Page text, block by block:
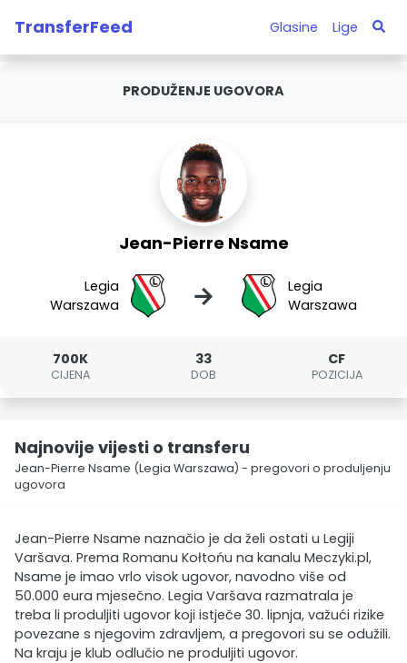
TransferFeed Glasine Lige
PRODUŽENJE UGOVORA
Jean-Pierre Nsame
Legia
Warszawa
→
Legia
Warszawa
700K
CIJENA
33
DOB
CF
POZICIJA
Najnovije vijesti o transferu
Jean-Pierre Nsame (Legia Warszawa) - pregovori o produljenju
ugovora
Jean-Pierre Nsame naznačio je da želi ostati u Legiji
Varšava. Prema Romanu Kołtońu na kanalu Meczyki.pl,
Nsame je imao vrlo visok ugovor, navodno više od
50.000 eura mjesečno. Legia Varšava razmatrala je
treba li produljiti ugovor koji istječe 30. lipnja, važući rizike
povezane s njegovim zdravljem, a pregovori su se odužili.
Na kraju je klub odlučio ne produljiti ugovor.